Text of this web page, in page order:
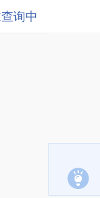
询中